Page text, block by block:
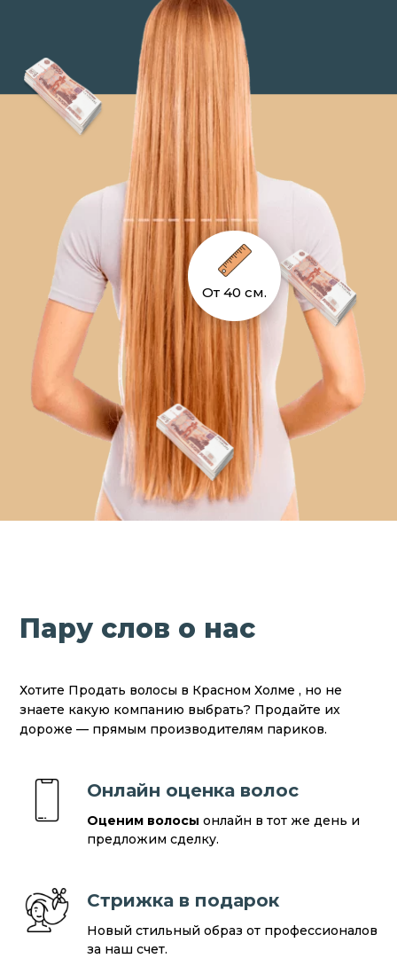
От 40 см.
Пару слов о нас
Хотите Продать волосы в Красном Холме , но не
знаете какую компанию выбрать? Продайте их
дороже — прямым производителям париков.
Онлайн оценка волос
Оценим волосы онлайн в тот же день и
предложим сделку.
Стрижка в подарок
Новый стильный образ от профессионалов
за наш счет.